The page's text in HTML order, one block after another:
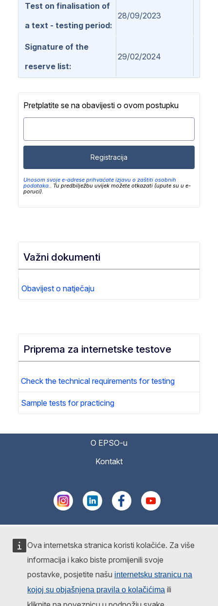
Ova internetska stranica koristi kolačiće. Za više
informacija i kako biste promijenili svoje
postavke, posjetite našu internetsku stranicu na
kojoj su objašnjena pravila o kolačićima ili
Test on finalisation of
a text - testing period
28/09/2023
Signature of the
reserve list
29/02/2024
Pretplatite se na obavijesti o ovom postupku
Registracija
Unosom svoje e-adrese prihvaćate izjavu o zaštiti osobnih
podataka.
. Tu predbilježbu uvijek možete otkazati (upute su u e-
poruci).
Važni dokumenti
Obavijest o natječaju
Priprema za internetske testove
Check the technical requirements for testing
Sample tests for practicing
O EPSO-u
Kontakt